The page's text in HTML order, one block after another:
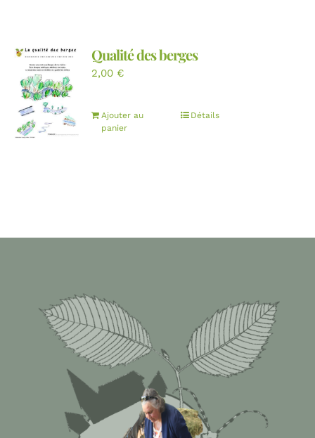
Qualité des berges
2,00 €
Ajouter au
panier
Détails